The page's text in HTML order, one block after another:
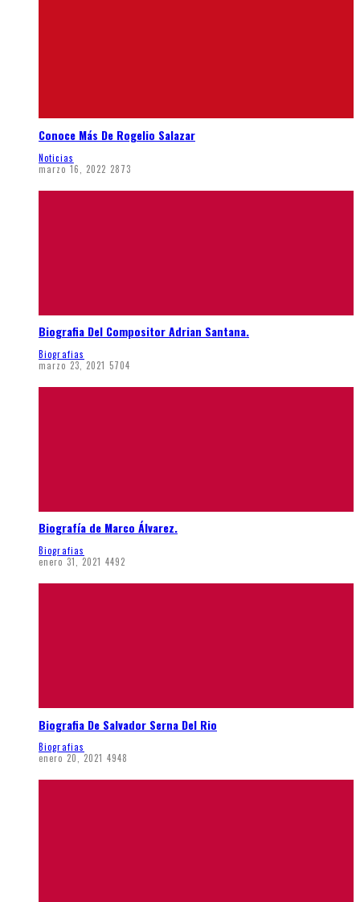
Conoce Más De Rogelio Salazar
Noticias
marzo 16, 2022 2873
Biografia Del Compositor Adrian Santana.
Biografias
marzo 23, 2021 5704
Biografía de Marco Álvarez.
Biografias
enero 31, 2021 4492
Biografia De Salvador Serna Del Rio
Biografias
enero 20, 2021 4948